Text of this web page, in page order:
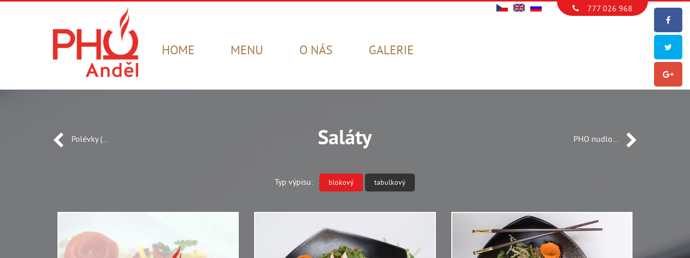
777 026 968
HOME MENU O NÁS GALERIE
Polévky (… Saláty PHO nudlo…
Typ výpisu: blokový tabulkový